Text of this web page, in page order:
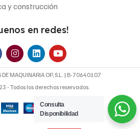
y construcción
en redes!
DE MAQUINARIA OP, S.L. | B-70640107
- Todos los derechos reservados.
200,00 €
Consulta
Disponibilidad